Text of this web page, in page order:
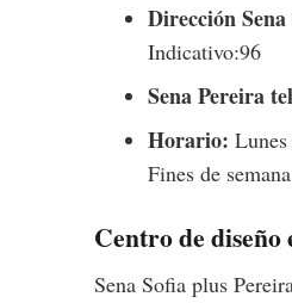
Dirección
Indicativo:96
Sena Pereira
Horario:
Fines de
Centro de
Sena Sofia plus